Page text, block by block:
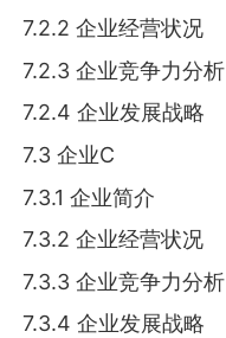
7.2.2 企业经营状况
7.2.3 企业竞争力分析
7.2.4 企业发展战略
7.3 企业C
7.3.1 企业简介
7.3.2 企业经营状况
7.3.3 企业竞争力分析
7.3.4 企业发展战略